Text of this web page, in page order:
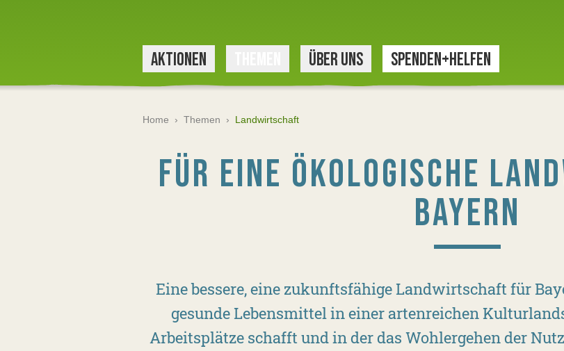
AKTIONEN ÜBER UNS SPENDEN+HELFEN
Home › Themen › Landwirtschaft
FÜR EINE ÖKOLOGISCHE
BAYERN
Eine bessere, eine zukunftsfähige Landwirtschaft für
gesunde Lebensmittel in einer artenreichen
Arbeitsplätze schafft und in der das Wohlergehen der